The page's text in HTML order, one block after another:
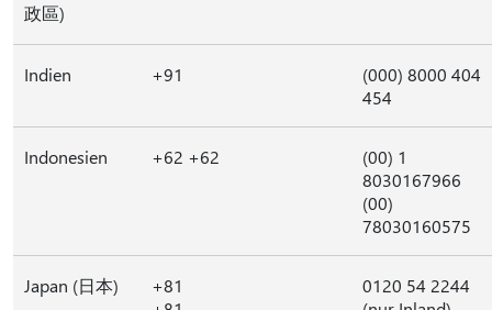
政區)
Indien +91
(000) 8000 404
454
Indonesien +62 +62
(00) 1
8030167966
(00)
78030160575
Japan (日本)
+81
0120 54 2244